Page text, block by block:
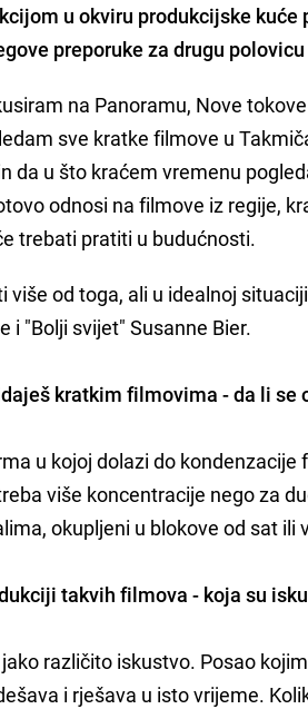
u okviru produkcijske kuće
preporuke za drugu
na Panoramu, Nove
sve kratke filmove u
da u što kraćem vremenu
odnosi na filmove iz regije,
trebati pratiti u budućnosti.
od toga, ali u idealnoj
i "Bolji svijet" Susanne Bier.
kratkim filmovima - da li se
u kojoj dolazi do
više koncentracije nego za
okupljeni u blokove od sat ili
takvih filmova - koja su
različito iskustvo. Posao
i rješava u isto vrijeme.